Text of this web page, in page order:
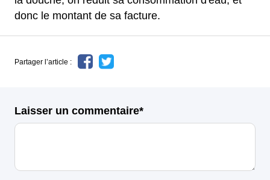
donc le montant de sa facture.
Partager l’article :
Laisser un commentaire*